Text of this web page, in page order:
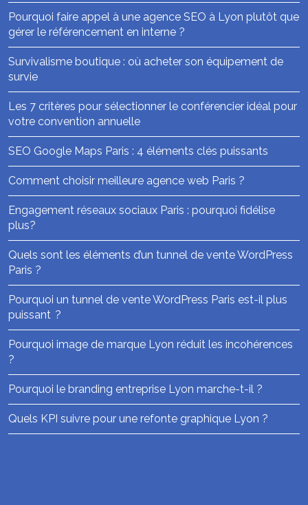
Pourquoi faire appel à une agence SEO à Lyon plutôt que
gérer le référencement en interne ?
Survivalisme boutique : où acheter son équipement de
survie
Les 7 critères pour sélectionner le conférencier idéal pour
votre convention annuelle
SEO Google Maps Paris : 4 éléments clés puissants
Comment choisir meilleure agence web Paris ?
Engagement réseaux sociaux Paris : pourquoi fidélise
plus?
Quels sont les éléments d’un tunnel de vente WordPress
Paris ?
Pourquoi un tunnel de vente WordPress Paris est-il plus
puissant ?
Pourquoi image de marque Lyon réduit les incohérences
?
Pourquoi le branding entreprise Lyon marche-t-il ?
Quels KPI suivre pour une refonte graphique Lyon ?